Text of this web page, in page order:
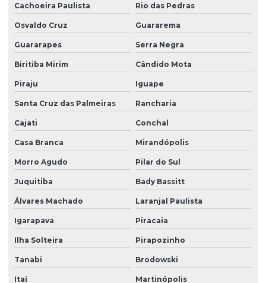
Portaria remota preço
Portaria e zeladoria
Portaria e zeladoria terceirizadas
Poste de câmeras
Prestação de serviço zeladoria
Recepção com controle de acesso
Recepção e portaria
Recepção e segurança em portarias
Recepção terceirização
Serviço de câmeras 24 horas
Cachoeira Paulista Rio das Pedras
Osvaldo Cruz Guararema
Guararapes Serra Negra
Biritiba Mirim Cândido Mota
Piraju Iguape
Santa Cruz das Palmeiras Rancharia
Cajati Conchal
Casa Branca Mirandópolis
Morro Agudo Pilar do Sul
Juquitiba Bady Bassitt
Álvares Machado Laranjal Paulista
Igarapava Piracaia
Ilha Solteira Pirapozinho
Tanabi Brodowski
Itaí Martinópolis